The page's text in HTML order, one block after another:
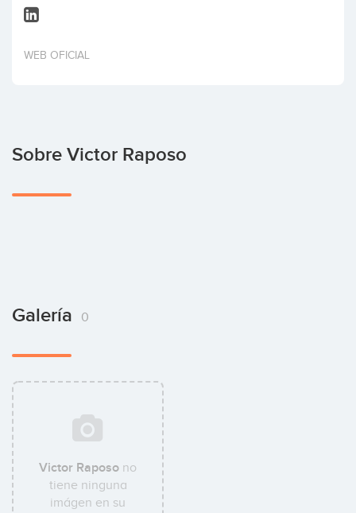
Invertir
WEB OFICIAL
Sobre Victor Raposo
Galería 0
Victor Raposo no
tiene ninguna
imágen en su